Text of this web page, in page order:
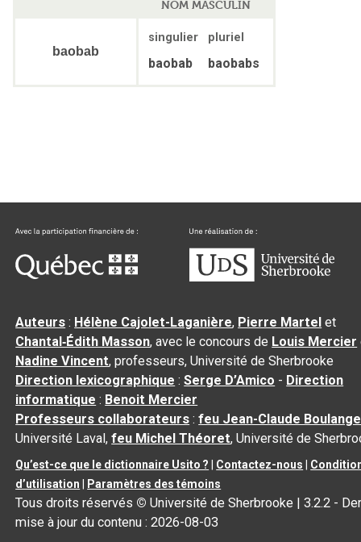
NOM MASCULIN
baobab
singulier pluriel
baobab baobabs
Auteurs : Hélène Cajolet-Laganière, Pierre Martel et
Chantal‑Édith Masson, avec le concours de Louis Mercier
Nadine Vincent, professeurs, Université de Sherbrooke
Direction lexicographique :Serge D’Amico - Direction
informatique : Benoit Mercier
Professeurs collaborateurs :feu Jean-Claude
Université Laval,feu Michel Théoret, Université de
Qu’est-ce que le dictionnaire Usito ? | Contactez-nous |
d’utilisation | Paramètres des témoins
Tous droits réservés © Université de Sherbrooke |3.2.2 -
mise à jour du contenu :2026-08-03